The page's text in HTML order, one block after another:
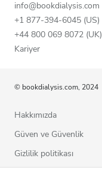
info@bookdialysis.com
+1 877-394-6045 (US)
+44 800 069 8072 (UK)
Kariyer
© bookdialysis.com, 2024
Hakkımızda
Güven ve Güvenlik
Gizlilik politikası